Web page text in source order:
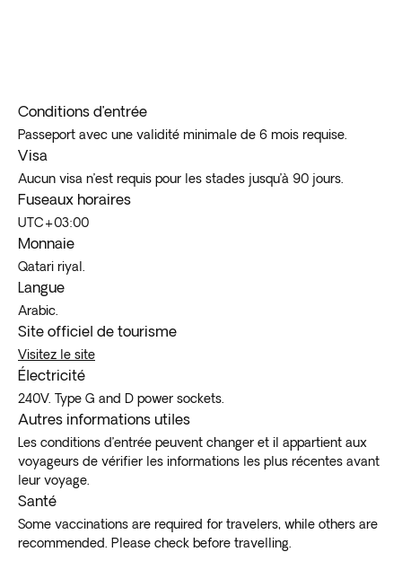
Conditions d’entrée
Passeport avec une validité minimale de 6 mois requise.
Visa
Aucun visa n’est requis pour les stades jusqu’à 90 jours.
Fuseaux horaires
UTC+03:00
Monnaie
Qatari riyal.
Langue
Arabic.
Site officiel de tourisme
Visitez le site
Électricité
240V. Type G and D power sockets.
Autres informations utiles
Les conditions d’entrée peuvent changer et il appartient aux
voyageurs de vérifier les informations les plus récentes avant
leur voyage.
Santé
Some vaccinations are required for travelers, while others are
recommended. Please check before travelling.